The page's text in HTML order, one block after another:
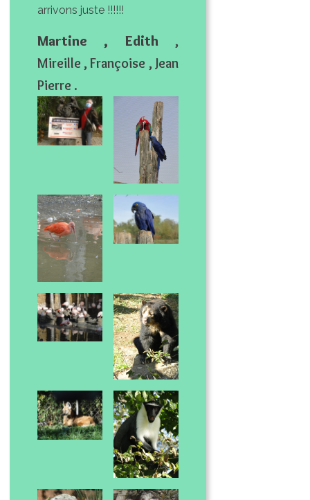
arrivons juste !!!!!!
Martine , Edith,
Mireille , Françoise , Jean
Pierre .